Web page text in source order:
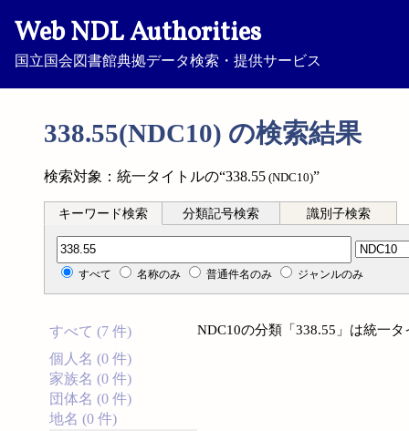
Web NDL Authorities
国立国会図書館典拠データ検索・提供サービス
338.55(NDC10) の検索結果
検索対象：統一タイトルの“338.55 (NDC10)”
キーワード検索 分類記号検索 識別子検索
分類記号検索
すべて 名称のみ 普通件名のみ ジャンルのみ
すべて (7 件)
個人名 (0 件)
家族名 (0 件)
団体名 (0 件)
地名 (0 件)
NDC10の分類「338.55」は統一